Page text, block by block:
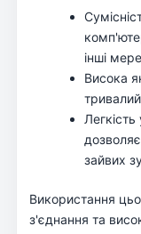
інші
Висока
зайвих
Використання
з'єднання та